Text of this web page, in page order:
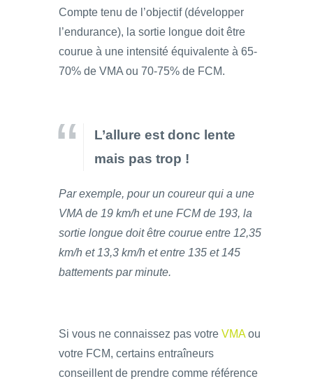
Compte tenu de l’objectif (développer
l’endurance), la sortie longue doit être
courue à une intensité équivalente à 65-
70% de VMA ou 70-75% de FCM.
L’allure est donc lente
mais pas trop !
Par exemple, pour un coureur qui a une
VMA de 19 km/h et une FCM de 193, la
sortie longue doit être courue entre 12,35
km/h et 13,3 km/h et entre 135 et 145
battements par minute.
Si vous ne connaissez pas votre VMAou
votre FCM, certains entraîneurs
conseillent de prendre comme référence